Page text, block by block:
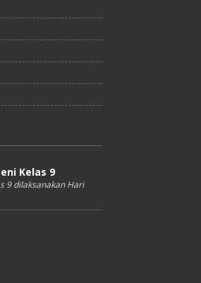
Kelas 9
9 dilaksanakan Hari